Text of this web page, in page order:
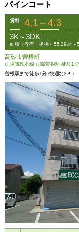
パインコート
賃料 4.1～4.3
3K～3DK
面積（専有・建物）55.39㎡～
高砂市曽根町
山陽電鉄本線 山陽曽根駅 徒歩1分
曽根駅まで徒歩1分♪快適な3Ｋ♪